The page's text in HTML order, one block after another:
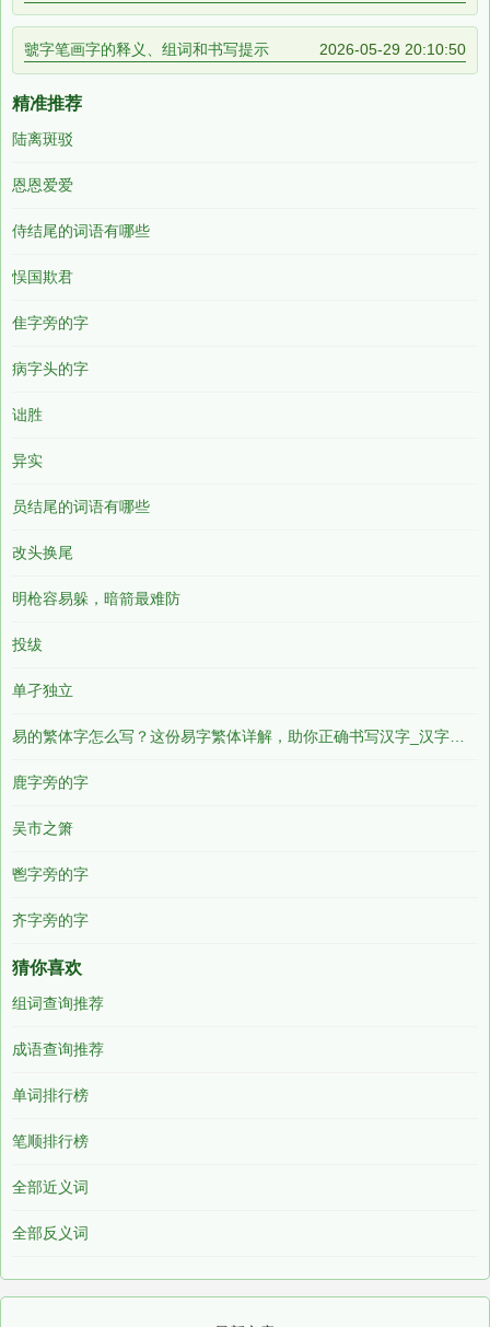
虢字笔画字的释义、组词和书写提示 2026-05-29 20:10:50
精准推荐
陆离斑驳
恩恩爱爱
侍结尾的词语有哪些
悮国欺君
隹字旁的字
病字头的字
诎胜
异实
员结尾的词语有哪些
改头换尾
明枪容易躲，暗箭最难防
投绂
单孑独立
鹿字旁的字
吴市之箫
鬯字旁的字
齐字旁的字
猜你喜欢
组词查询推荐
成语查询推荐
单词排行榜
笔顺排行榜
全部近义词
全部反义词